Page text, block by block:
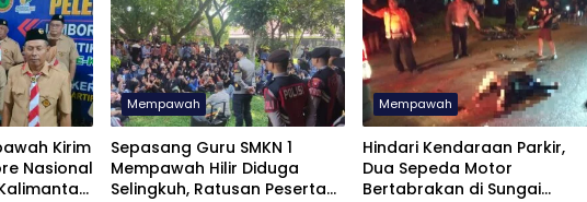
Kirim
Nasional
Mempawah
Sepasang Guru SMKN 1
Mempawah Hilir Diduga
Selingkuh, Ratusan Peserta
Mempawah
Hindari Kendaraan Parkir,
Dua Sepeda Motor
Bertabrakan di Sungai